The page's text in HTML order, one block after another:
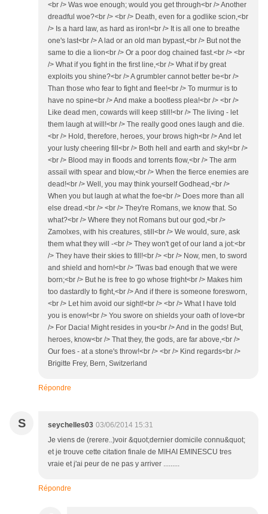
<br /> Was woe enough; would you get through<br /> Another
dreadful woe?<br /> <br /> Death, even for a godlike scion,<br
/> Is a hard law, as hard as iron!<br /> It is all one to breathe
one's last<br /> A lad or an old man bypast,<br /> But not the
same to die a lion<br /> Or a poor dog chained fast.<br /> <br
/> What if you fight in the first line,<br /> What if by great
exploits you shine?<br /> A grumbler cannot better be<br />
Than those who fear to fight and flee!<br /> To murmur is to
have no spine<br /> And make a bootless plea!<br /> <br />
Like dead men, cowards will keep still!<br /> The living - let
them laugh at will!<br /> The really good ones laugh and die.
<br /> Hold, therefore, heroes, your brows high<br /> And let
your lusty cheering fill<br /> Both hell and earth and sky!<br />
<br /> Blood may in floods and torrents flow,<br /> The arm
assail with spear and blow,<br /> When the fierce enemies are
dead!<br /> Well, you may think yourself Godhead,<br />
When you but laugh at what the foe<br /> Does more than all
else dread.<br /> <br /> They're Romans, we know that. So
what?<br /> Where they not Romans but our god,<br />
Zamolxes, with his creatures, still<br /> We would, sure, ask
them what they will -<br /> They won't get of our land a jot:<br
/> They have their skies to fill!<br /> <br /> Now, men, to sword
and shield and horn!<br /> 'Twas bad enough that we were
born;<br /> But he is free to go whose fright<br /> Makes him
too dastardly to fight,<br /> And if there is someone foresworn,
<br /> Let him avoid our sight!<br /> <br /> What I have told
you is enow!<br /> You swore on shields your oath of love<br
/> For Dacia! Might resides in you<br /> And in the gods! But,
heroes, know<br /> That they, the gods, are far above,<br />
Our foes - at a stone's throw!<br /> <br /> Kind regards<br />
Brigitte Frey, Bern, Switzerland
Répondre
S seychelles03 03/06/2014 15:31
Je viens de (rerere..)voir &quot;dernier domicile connu&quot;
et je trouve cette citation finale de MIHAI EMINESCU tres
vraie et j'ai peur de ne pas y arriver .........
Répondre